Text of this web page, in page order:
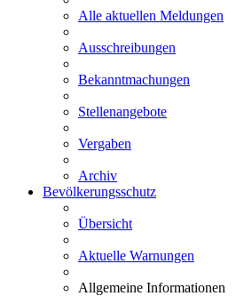
Alle aktuellen Meldungen
Ausschreibungen
Bekanntmachungen
Stellenangebote
Vergaben
Archiv
Bevölkerungsschutz
Übersicht
Aktuelle Warnungen
Allgemeine Informationen